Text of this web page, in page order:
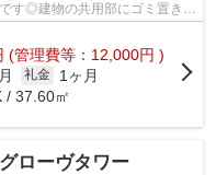
す◎建物の共用部にゴミ置き場
(管理費等：12,000円 )
礼金
1ヶ月
/ 37.60㎡
ローヴタワー